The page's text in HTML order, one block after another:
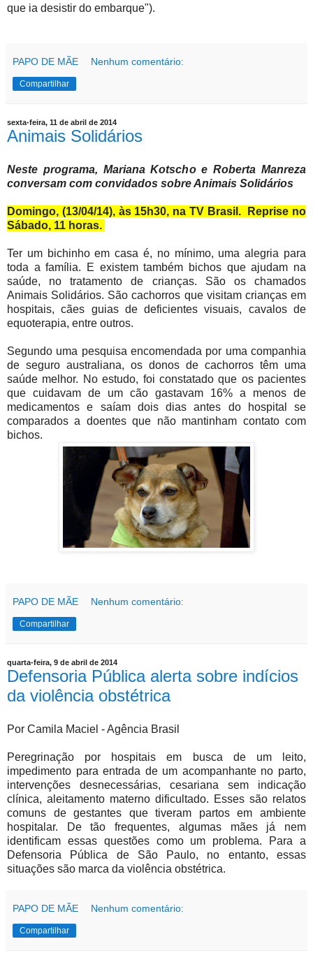
que ia desistir do embarque").
PAPO DE MÃE Nenhum comentário:
Compartilhar
sexta-feira, 11 de abril de 2014
Animais Solidários
Neste programa, Mariana Kotscho e Roberta Manreza
conversam com convidados sobre Animais Solidários
Domingo, (13/04/14), às 15h30, na TV Brasil. Reprise no
Sábado, 11 horas.
Ter um bichinho em casa é, no mínimo, uma alegria para
toda a família. E existem também bichos que ajudam na
saúde, no tratamento de crianças. São os chamados
Animais Solidários. São cachorros que visitam crianças em
hospitais, cães guias de deficientes visuais, cavalos de
equoterapia, entre outros.
Segundo uma pesquisa encomendada por uma companhia
de seguro australiana, os donos de cachorros têm uma
saúde melhor. No estudo, foi constatado que os pacientes
que cuidavam de um cão gastavam 16% a menos de
medicamentos e saíam dois dias antes do hospital se
comparados a doentes que não mantinham contato com
bichos.
PAPO DE MÃE Nenhum comentário:
Compartilhar
quarta-feira, 9 de abril de 2014
Defensoria Pública alerta sobre indícios
da violência obstétrica
Por Camila Maciel - Agência Brasil
Peregrinação por hospitais em busca de um leito,
impedimento para entrada de um acompanhante no parto,
intervenções desnecessárias, cesariana sem indicação
clínica, aleitamento materno dificultado. Esses são relatos
comuns de gestantes que tiveram partos em ambiente
hospitalar. De tão frequentes, algumas mães já nem
identificam essas questões como um problema. Para a
Defensoria Pública de São Paulo, no entanto, essas
situações são marca da violência obstétrica.
PAPO DE MÃE Nenhum comentário:
Compartilhar